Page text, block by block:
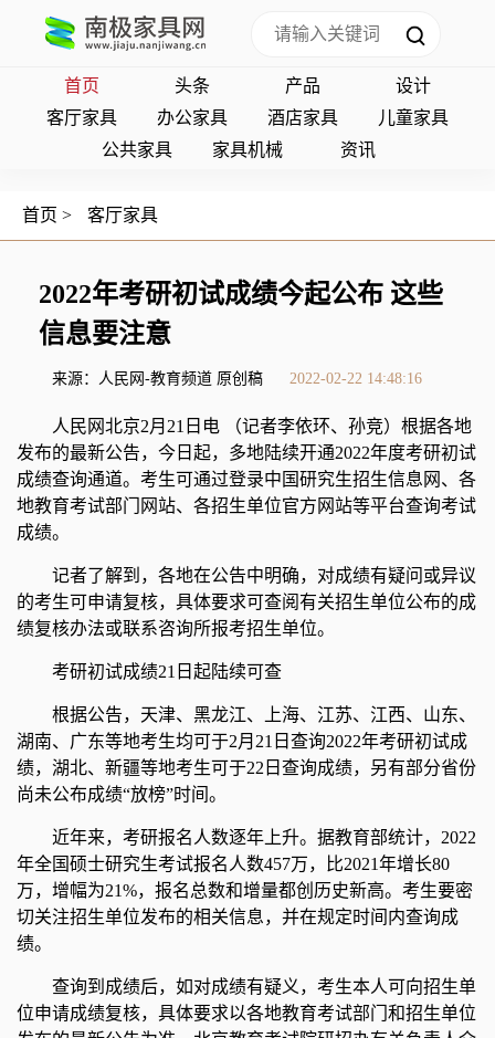
首页 头条 产品
设计
客厅家具
办公家具 酒店家具
儿童家具
公共家具
家具机械 资讯
首页 > 客厅家具
2022年考研初试成绩今起公布 这些
信息要注意
来源：人民网-教育频道 原创稿 2022-02-22 14:48:16
人民网北京2月21日电 （记者李依环、孙竞）根据各地
发布的最新公告，今日起，多地陆续开通2022年度考研初试
成绩查询通道。考生可通过登录中国研究生招生信息网、各
地教育考试部门网站、各招生单位官方网站等平台查询考试
成绩。
记者了解到， 各地在公告中明确，对成绩有疑问或异议
的考生可申请复核， 具体要求可查阅有关招生单位公布的成
绩复核办法或联系咨询所报考招生单位。
考研初试成绩21日起陆续可查
根据公告，天津、黑龙江、上海、江苏、江西、山东、
湖南、广东等地考生均可于2月21日查询2022年考研初试成
绩，湖北、新疆等地考生可于22日查询成绩，另有部分省份
尚未公布成绩“放榜”时间。
近年来，考研报名人数逐年上升。据教育部统计，2022
年全国硕士研究生考试报名人数457万，比2021年增长80
万，增幅为21%，报名总数和增量都创历史新高。 考生要密
切关注招生单位发布的相关信息，并在规定时间内查询成
绩。
查询到成绩后，如对成绩有疑义，考生本人可向招生单
位申请成绩复核，具体要求以各地教育考试部门和招生单位